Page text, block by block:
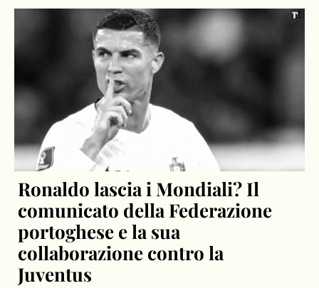
Ronaldo lascia i Mondiali? Il
comunicato della Federazione
portoghese e la sua
collaborazione contro la
Juventus